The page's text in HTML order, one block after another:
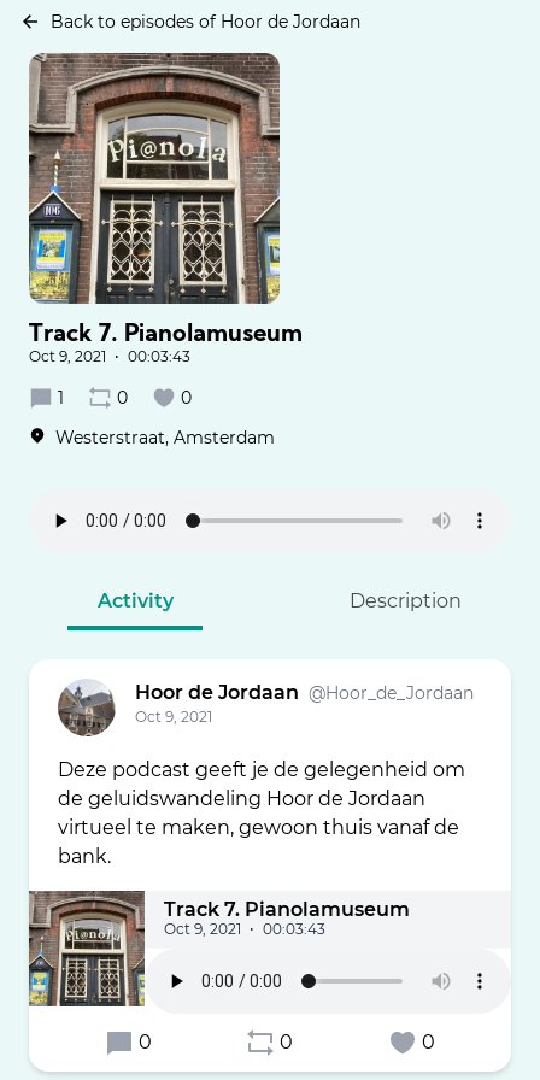
Back to episodes of Hoor de Jordaan
Track 7. Pianolamuseum
Oct 9, 2021 • 00:03:43
1 0
0
Westerstraat, Amsterdam
Activity Description
Hoor de Jordaan @Hoor_de_Jordaan
Oct 9, 2021
Deze podcast geeft je de gelegenheid om
de geluidswandeling Hoor de Jordaan
virtueel te maken, gewoon thuis vanaf de
bank.
Track 7. Pianolamuseum
Oct 9, 2021 • 00:03:43
0 0 0